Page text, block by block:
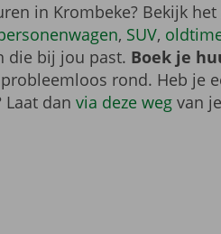
in Krombeke? Bekijk
, SUV,
die bij jou past. Boek je
rond. Heb je
Laat dan via deze wegvan